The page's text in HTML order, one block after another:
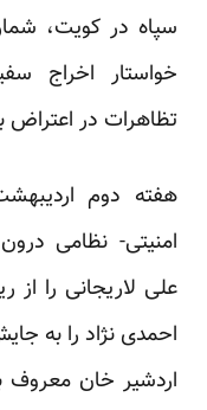
سپاه در کویت،
خواستار اخراج
تظاهرات در اعتراض
هفته دوم
امنیتی- نظامی
علی لاریجانی را
احمدی نژاد را به
اردشیر خان معروف